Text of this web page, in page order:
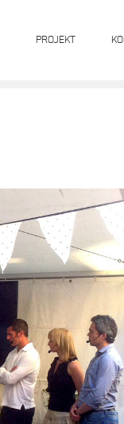
PROJEKT